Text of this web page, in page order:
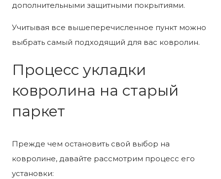
дополнительными защитными покрытиями.
Учитывая все вышеперечисленное пункт можно
выбрать самый подходящий для вас ковролин.
Процесс укладки
ковролина на старый
паркет
Прежде чем остановить свой выбор на
ковролине, давайте рассмотрим процесс его
установки: